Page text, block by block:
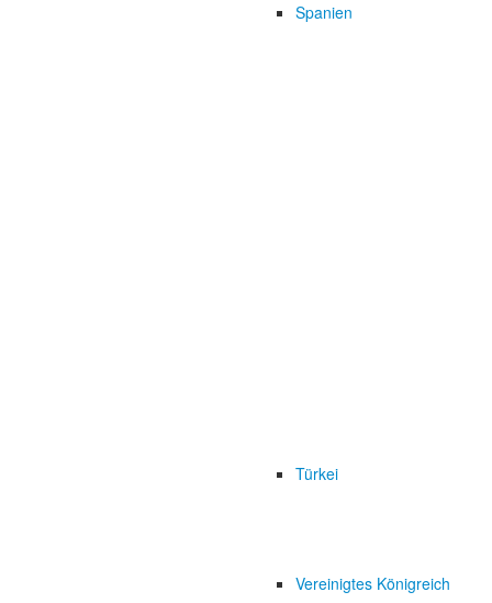
Spanien
Türkei
Vereinigtes Königreich